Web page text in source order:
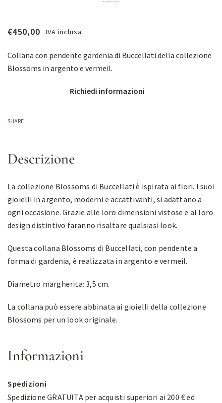
€450,00 IVA inclusa
Collana con pendente gardenia di Buccellati della collezione
Blossoms in argento e vermeil.
Richiedi informazioni
SHARE
Descrizione
La collezione Blossoms di Buccellati è ispirata ai fiori. I suoi
gioielli in argento, moderni e accattivanti, si adattano a
ogni occasione. Grazie alle loro dimensioni vistose e al loro
design distintivo faranno risaltare qualsiasi look.
Questa collana Blossoms di Buccellati, con pendente a
forma di gardenia, è realizzata in argento e vermeil.
Diametro margherita: 3,5 cm.
La collana può essere abbinata ai gioielli della collezione
Blossoms per un look originale.
Informazioni
Spedizioni
Spedizione GRATUITA per acquisti superiori ai 200 € ed